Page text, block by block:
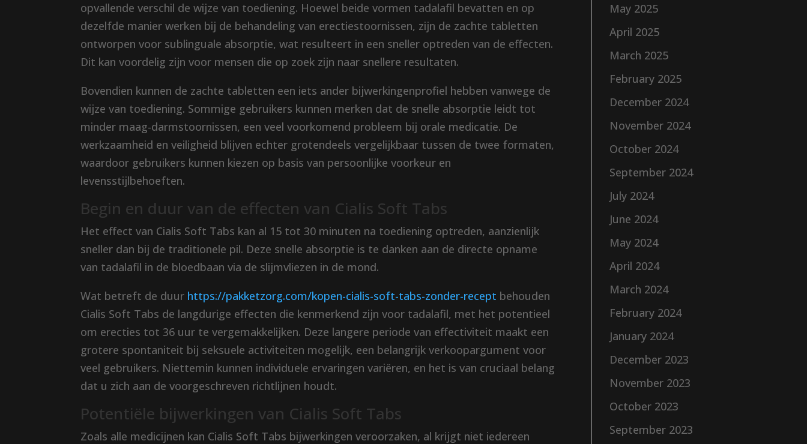
opvallende verschil de wijze van toediening. Hoewel beide vormen tadalafil bevatten en op
dezelfde manier werken bij de behandeling van erectiestoornissen, zijn de zachte tabletten
ontworpen voor sublinguale absorptie, wat resulteert in een sneller optreden van de effecten.
Dit kan voordelig zijn voor mensen die op zoek zijn naar snellere resultaten.
Bovendien kunnen de zachte tabletten een iets ander bijwerkingenprofiel hebben vanwege de
wijze van toediening. Sommige gebruikers kunnen merken dat de snelle absorptie leidt tot
minder maag-darmstoornissen, een veel voorkomend probleem bij orale medicatie. De
werkzaamheid en veiligheid blijven echter grotendeels vergelijkbaar tussen de twee formaten,
waardoor gebruikers kunnen kiezen op basis van persoonlijke voorkeur en
levensstijlbehoeften.
Begin en duur van de effecten van Cialis Soft Tabs
Het effect van Cialis Soft Tabs kan al 15 tot 30 minuten na toediening optreden, aanzienlijk
sneller dan bij de traditionele pil. Deze snelle absorptie is te danken aan de directe opname
van tadalafil in de bloedbaan via de slijmvliezen in de mond.
Wat betreft de duur https://pakketzorg.com/kopen-cialis-soft-tabs-zonder-recept behouden
Cialis Soft Tabs de langdurige effecten die kenmerkend zijn voor tadalafil, met het potentieel
om erecties tot 36 uur te vergemakkelijken. Deze langere periode van effectiviteit maakt een
grotere spontaniteit bij seksuele activiteiten mogelijk, een belangrijk verkoopargument voor
veel gebruikers. Niettemin kunnen individuele ervaringen variëren, en het is van cruciaal belang
dat u zich aan de voorgeschreven richtlijnen houdt.
Potentiële bijwerkingen van Cialis Soft Tabs
Zoals alle medicijnen kan Cialis Soft Tabs bijwerkingen veroorzaken, al krijgt niet iedereen
May 2025
April 2025
March 2025
February 2025
December 2024
November 2024
October 2024
September 2024
July 2024
June 2024
May 2024
April 2024
March 2024
February 2024
January 2024
December 2023
November 2023
October 2023
September 2023